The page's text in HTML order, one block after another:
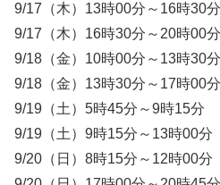
9/17（木）13時00分～16時30
9/17（木）16時30分～20時00
9/18（金）10時00分～13時30
9/18（金）13時30分～17時00
9/19（土）5時45分～9時15分
9/19（土）9時15分～13時00
9/20（日）8時15分～12時00